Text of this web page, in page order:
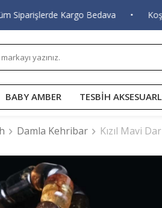
Kargo Bedava •
BABY AMBER TESBİH
Damla Kehribar Kızıl Mavi